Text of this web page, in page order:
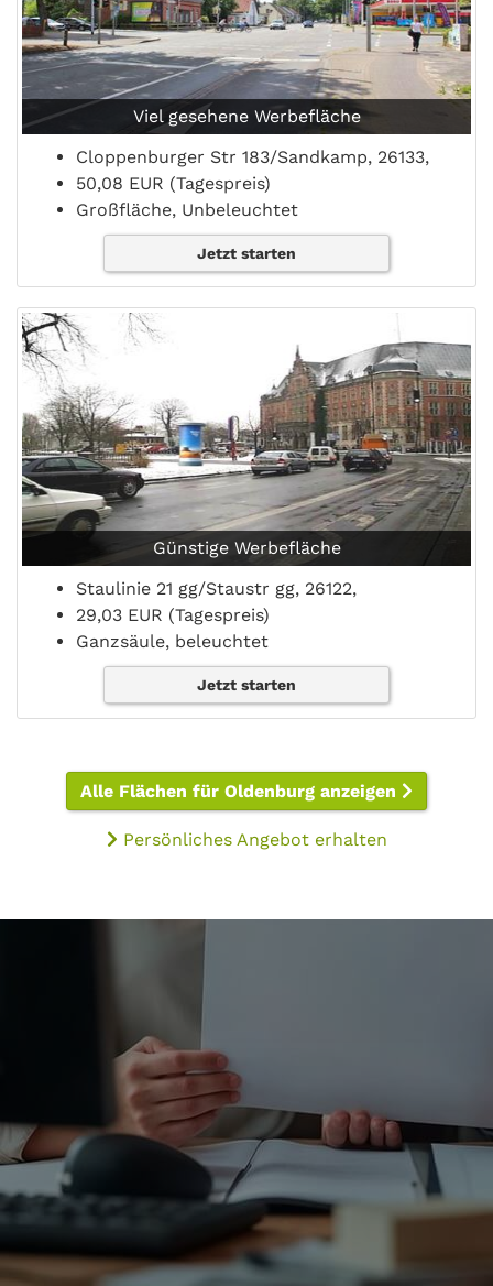
Viel gesehene Werbefläche
Cloppenburger Str 183/Sandkamp, 26133,
50,08 EUR (Tagespreis)
Großfläche, Unbeleuchtet
Jetzt starten
Günstige Werbefläche
Staulinie 21 gg/Staustr gg, 26122,
29,03 EUR (Tagespreis)
Ganzsäule, beleuchtet
Jetzt starten
Alle Flächen für Oldenburg anzeigen
Persönliches Angebot erhalten